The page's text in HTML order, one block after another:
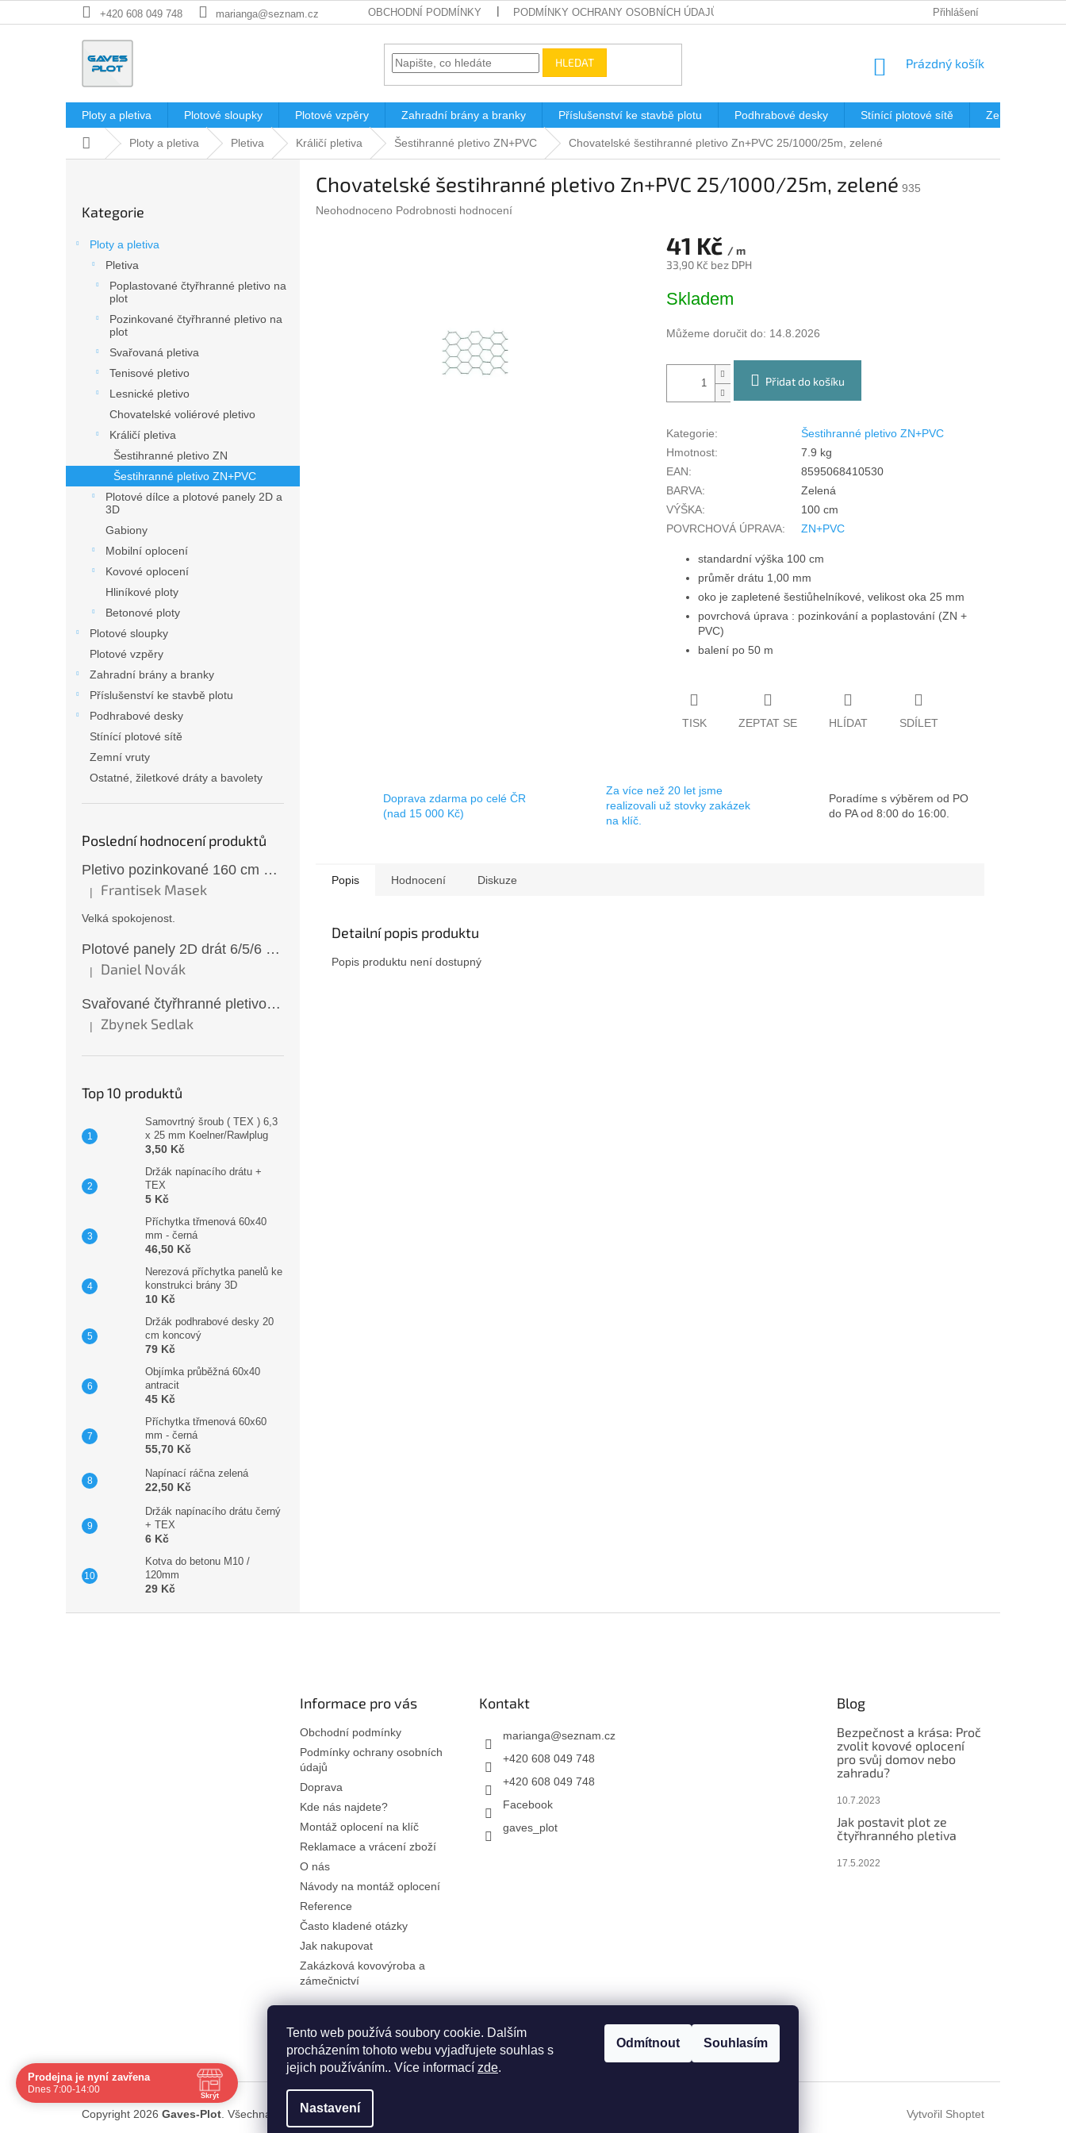
Tento web používá soubory cookie. Dalším
procházením tohoto webu vyjadřujete souhlas s
jejich používáním.. Více informací zde.
Nastavení
Odmítnout Souhlasím
na
+420 608 049 748 marianga@seznam.cz OBCHODNÍ PODMÍNKY PODMÍNKY OCHRANY OSOBNÍCH ÚDAJŮ MONTÁŽ
Přihlášení
HLEDAT
NÁKUPNÍ
Prázdný košík
Ploty a pletiva Plotové sloupky Plotové vzpěry Zahradní brány a branky Příslušenství ke stavbě plotu Podhrabové desky Stínící plotové sítě Zemní vruty
Domů Ploty a pletiva Pletiva Králičí pletiva Šestihranné pletivo ZN+PVC Chovatelské šestihranné pletivo Zn+PVC 25/1000/25m, zelené
kategorie
Kategorie
Ploty a pletiva
Pletiva
Poplastované čtyřhranné pletivo na
plot
Pozinkované čtyřhranné pletivo na
plot
Svařovaná pletiva
Tenisové pletivo
Lesnické pletivo
Chovatelské voliérové pletivo
Králičí pletiva
Šestihranné pletivo ZN
Šestihranné pletivo ZN+PVC
Plotové dílce a plotové panely 2D a
3D
Gabiony
Mobilní oplocení
Kovové oplocení
Hliníkové ploty
Betonové ploty
Plotové sloupky
Plotové vzpěry
Zahradní brány a branky
Příslušenství ke stavbě plotu
Podhrabové desky
Stínící plotové sítě
Zemní vruty
Ostatné, žiletkové dráty a bavolety
Poslední hodnocení produktů
Pletivo pozinkované 160 cm 50×50/2,5 mm bez zapleteného drátu
Hodnocení produktu je 5 z 5 hvězdiček.
| Frantisek Masek
Velká spokojenost.
Plotové panely 2D drát 6/5/6 mm antracit 163 cm
Hodnocení produktu je 5 z 5 hvězdiček.
| Daniel Novák
Svařované čtyřhranné pletivo ZN oko 6x6 mm Ø 0,65 mm 100 cm
Hodnocení produktu je 5 z 5 hvězdiček.
| Zbynek Sedlak
Top 10 produktů
Samovrtný šroub ( TEX ) 6,3
x 25 mm Koelner/Rawlplug
3,50 Kč
Držák napínacího drátu +
TEX
5 Kč
Příchytka třmenová 60x40
mm - černá
46,50 Kč
Nerezová příchytka panelů ke
konstrukci brány 3D
10 Kč
Držák podhrabové desky 20
cm koncový
79 Kč
Objímka průběžná 60x40
antracit
45 Kč
Příchytka třmenová 60x60
mm - černá
55,70 Kč
Napínací ráčna zelená
22,50 Kč
Držák napínacího drátu černý
+ TEX
6 Kč
Kotva do betonu M10 /
120mm
29 Kč
Chovatelské šestihranné pletivo Zn+PVC 25/1000/25m, zelené 935
Průměrné
Neohodnoceno Podrobnosti hodnocení
41 Kč / m
33,90 Kč bez DPH
cena:
Skladem
Můžeme doručit do: 14.8.2026
Přidat do košíku
Kategorie:
Šestihranné pletivo ZN+PVC
Hmotnost:
7.9 kg
EAN:
8595068410530
BARVA:
Zelená
VÝŠKA:
100 cm
POVRCHOVÁ ÚPRAVA: ZN+PVC
standardní výška 100 cm
průměr drátu 1,00 mm
oko je zapletené šestiůhelníkové, velikost oka 25 mm
povrchová úprava : pozinkování a poplastování (ZN +
PVC)
balení po 50 m
TISK ZEPTAT SE HLÍDAT SDÍLET
Doprava zdarma po celé ČR
(nad 15 000 Kč)
Za více než 20 let jsme
realizovali už stovky zakázek
na klíč.
Poradíme s výběrem od PO
do PA od 8:00 do 16:00.
Popis Hodnocení Diskuze
Detailní popis produktu
Popis produktu není dostupný
Informace pro vás
Obchodní podmínky
Podmínky ochrany osobních
údajů
Doprava
Kde nás najdete?
Montáž oplocení na klíč
Reklamace a vrácení zboží
O nás
Návody na montáž oplocení
Reference
Často kladené otázky
Jak nakupovat
Zakázková kovovýroba a
zámečnictví
Kontakt
marianga@seznam.cz
+420 608 049 748
+420 608 049 748
Facebook
gaves_plot
Blog
Bezpečnost a krása: Proč
zvolit kovové oplocení
pro svůj domov nebo
zahradu?
10.7.2023
Jak postavit plot ze
čtyřhranného pletiva
17.5.2022
Facebook
Vytvořil Shoptet
Copyright 2026 Gaves-Plot . Všechna práva vyhrazena.
Prodejna je nyní zavřena
Dnes 7:00-14:00
Skrýt
Navštivte nás osobně
Čas Pauza
7:00 - 15:30
11:30 - 12:00